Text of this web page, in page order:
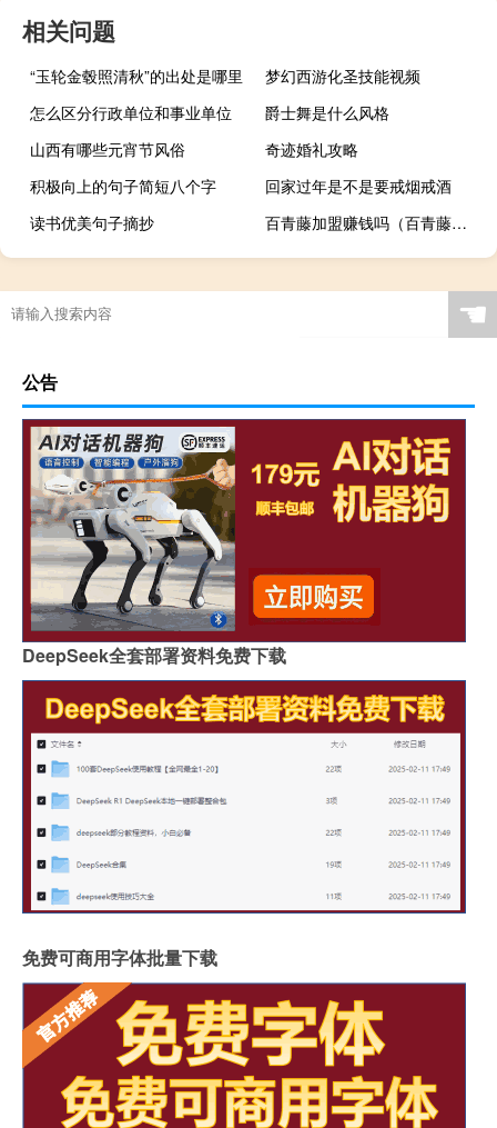
相关问题
“玉轮金毂照清秋”的出处是哪里
梦幻西游化圣技能视频
怎么区分行政单位和事业单位
爵士舞是什么风格
山西有哪些元宵节风俗
奇迹婚礼攻略
积极向上的句子简短八个字
回家过年是不是要戒烟戒酒
读书优美句子摘抄
百青藤加盟赚钱吗（百青藤项目是怎样赚钱的）
☚
公告
DeepSeek全套部署资料免费下载
免费可商用字体批量下载